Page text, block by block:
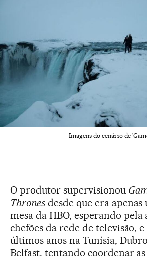
Imagens do cenário de
O produtor supervisionou
Thronesdesde que era
mesa da HBO, esperando pela
chefões da rede de televisão, e
últimos anos na Tunísia,
Belfast, tentando coordenar